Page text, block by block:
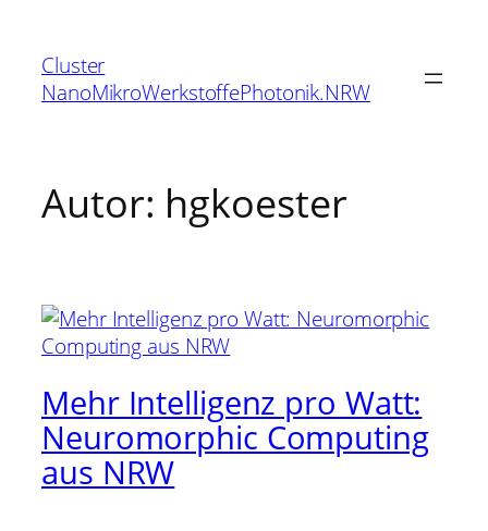
springen
Cluster
NanoMikroWerkstoffePhotonik.NRW
Autor: hgkoester
Mehr Intelligenz pro Watt:
Neuromorphic Computing
aus NRW